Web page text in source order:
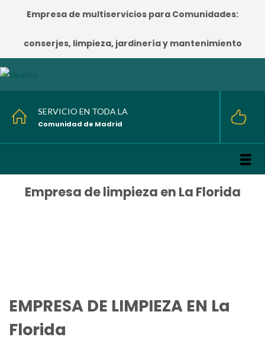
Empresa de multiservicios para Comunidades:
conserjes, limpieza, jardinería y mantenimiento
SERVICIO EN TODA LA
Comunidad de Madrid
Empresa de limpieza en La Florida
EMPRESA DE LIMPIEZA EN La
Florida